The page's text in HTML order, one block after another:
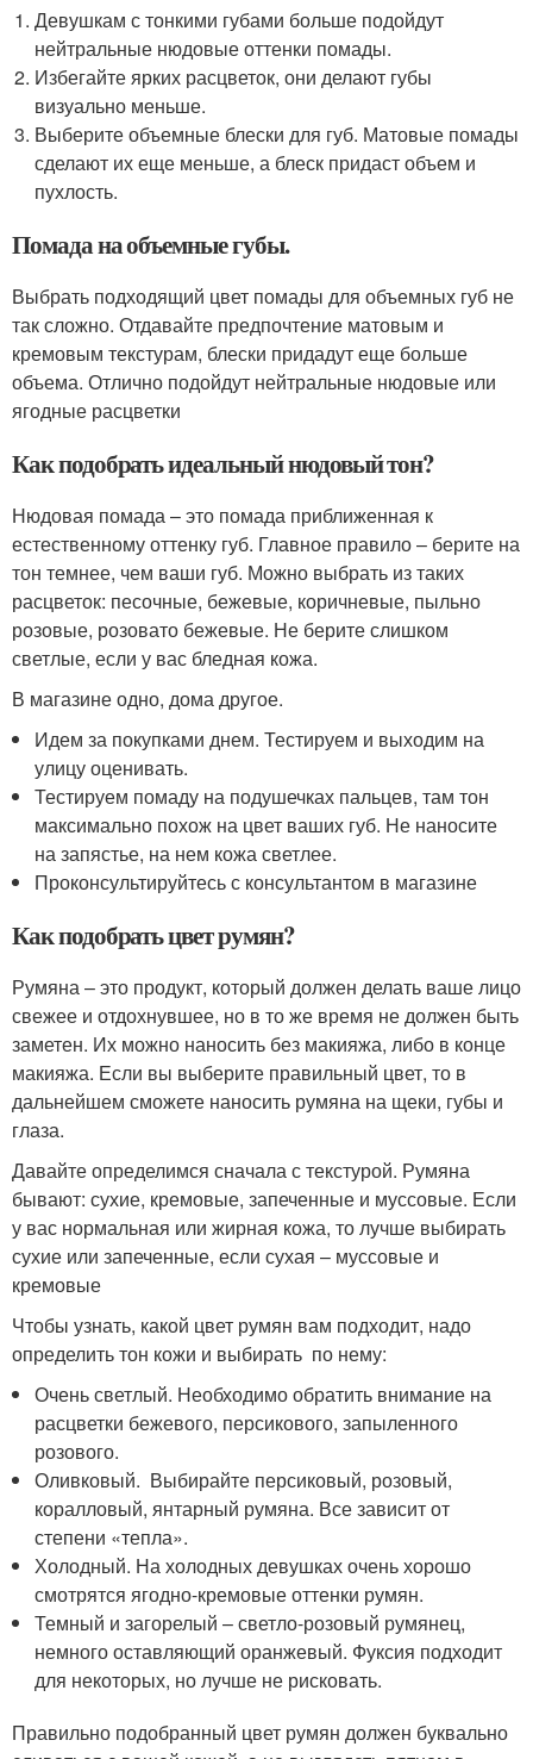
Девушкам с тонкими губами больше подойдут
нейтральные нюдовые оттенки помады.
Избегайте ярких расцветок, они делают губы
визуально меньше.
Выберите объемные блески для губ. Матовые помады
сделают их еще меньше, а блеск придаст объем и
пухлость.
Помада на объемные губы.
Выбрать подходящий цвет помады для объемных губ не
так сложно. Отдавайте предпочтение матовым и
кремовым текстурам, блески придадут еще больше
объема. Отлично подойдут нейтральные нюдовые или
ягодные расцветки
Как подобрать идеальный нюдовый тон?
Нюдовая помада – это помада приближенная к
естественному оттенку губ. Главное правило – берите на
тон темнее, чем ваши губ. Можно выбрать из таких
расцветок: песочные, бежевые, коричневые, пыльно
розовые, розовато бежевые. Не берите слишком
светлые, если у вас бледная кожа.
В магазине одно, дома другое.
Идем за покупками днем. Тестируем и выходим на
улицу оценивать.
Тестируем помаду на подушечках пальцев, там тон
максимально похож на цвет ваших губ. Не наносите
на запястье, на нем кожа светлее.
Проконсультируйтесь с консультантом в магазине
Как подобрать цвет румян?
Румяна – это продукт, который должен делать ваше лицо
свежее и отдохнувшее, но в то же время не должен быть
заметен. Их можно наносить без макияжа, либо в конце
макияжа. Если вы выберите правильный цвет, то в
дальнейшем сможете наносить румяна на щеки, губы и
глаза.
Давайте определимся сначала с текстурой. Румяна
бывают: сухие, кремовые, запеченные и муссовые. Если
у вас нормальная или жирная кожа, то лучше выбирать
сухие или запеченные, если сухая – муссовые и
кремовые
Чтобы узнать, какой цвет румян вам подходит, надо
определить тон кожи и выбирать по нему:
Очень светлый. Необходимо обратить внимание на
расцветки бежевого, персикового, запыленного
розового.
Оливковый. Выбирайте персиковый, розовый,
коралловый, янтарный румяна. Все зависит от
степени «тепла».
Холодный. На холодных девушках очень хорошо
смотрятся ягодно-кремовые оттенки румян.
Темный и загорелый – светло-розовый румянец,
немного оставляющий оранжевый. Фуксия подходит
для некоторых, но лучше не рисковать.
Правильно подобранный цвет румян должен буквально